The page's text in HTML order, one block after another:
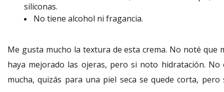
siliconas.
No tiene alcohol ni fragancia.
Me gusta mucho la textura de esta crema. No noté que
haya mejorado las ojeras, pero si noto hidratación. No
mucha, quizás para una piel seca se quede corta, pero